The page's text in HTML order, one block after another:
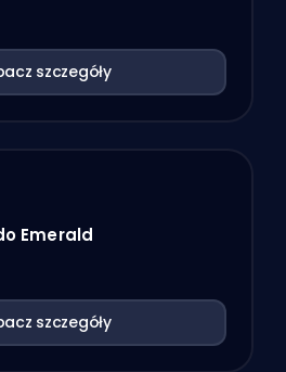
szczegóły
Emerald
szczegóły